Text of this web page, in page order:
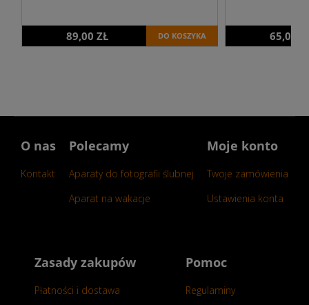
89,00 ZŁ DO KOSZYKA 65,00
O nas
Kontakt
Polecamy
Aparaty do fotografii ślubnej
Aparat na wakacje
Moje konto
Twoje zamówienia
Ustawienia konta
Zasady zakupów
Płatności i dostawa
Pomoc
Regulaminy